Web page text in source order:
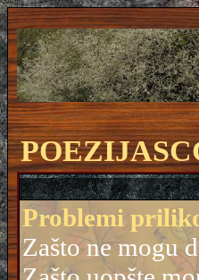
Problemi
Zašto ne mogu